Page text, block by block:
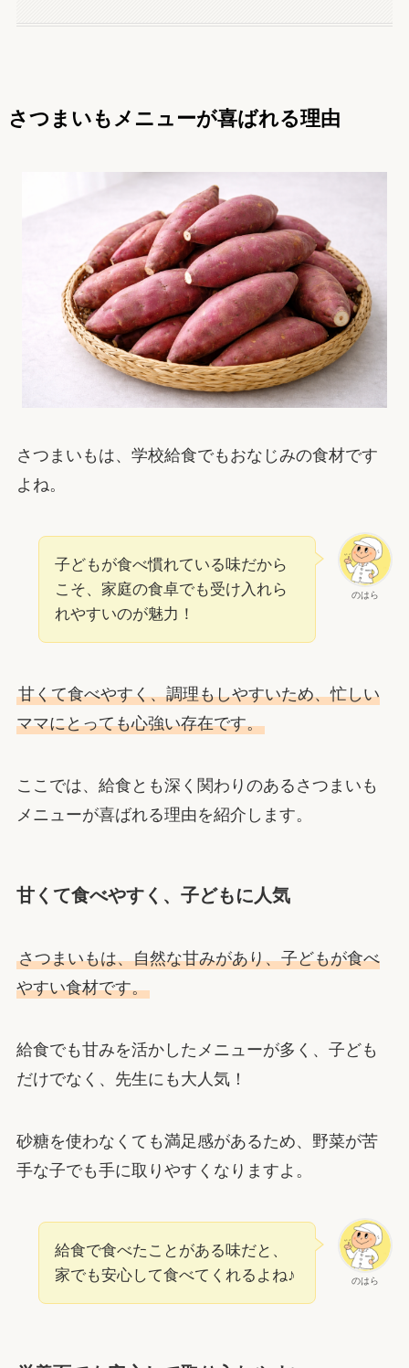
さつまいもメニューが喜ばれる理由
さつまいもは、学校給食でもおなじみの食材です
よね。
のはら
子どもが食べ慣れている味だから
こそ、家庭の食卓でも受け入れら
れやすいのが魅力！
甘くて食べやすく、調理もしやすいため、忙しい
ママにとっても心強い存在です。
ここでは、給食とも深く関わりのあるさつまいも
メニューが喜ばれる理由を紹介します。
甘くて食べやすく、子どもに人気
さつまいもは、自然な甘みがあり、子どもが食べ
やすい食材です。
給食でも甘みを活かしたメニューが多く、子ども
だけでなく、先生にも大人気！
砂糖を使わなくても満足感があるため、野菜が苦
手な子でも手に取りやすくなりますよ。
のはら
給食で食べたことがある味だと、
家でも安心して食べてくれるよね♪